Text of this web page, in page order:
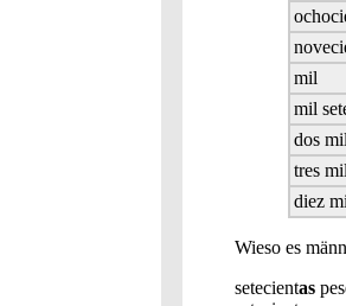
mil
mil
dos mil
tres mil
diez
Wieso es
setecientas